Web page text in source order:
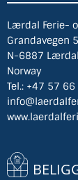
Lærdal Ferie-
Grandavegen 5
N-6887 Lærdal
Norway
Tel.: +47 57 66